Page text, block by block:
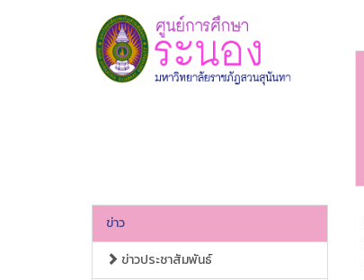
ข่าว
ข่าวประชาสัมพันธ์